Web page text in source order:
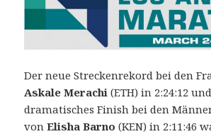
Der neue Streckenrekord bei den
Askale Merachi (ETH) in 2:24:12
dramatisches Finish bei den
vonElisha Barno (KEN) in 2:11:46